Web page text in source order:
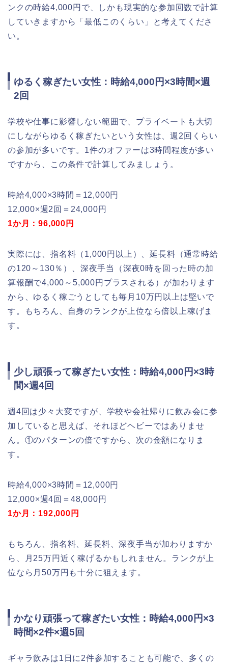
ンクの時給4,000円で、しかも現実的な参加回数で計算
していきますから「最低このくらい」と考えてくださ
い。
ゆるく稼ぎたい女性：時給4,000円×3時間×週
2回
学校や仕事に影響しない範囲で、プライベートも大切
にしながらゆるく稼ぎたいという女性は、週2回くらい
の参加が多いです。1件のオファーは3時間程度が多い
ですから、この条件で計算してみましょう。
時給4,000×3時間＝12,000円
12,000×週2回＝24,000円
1か月：96,000円
実際には、指名料（1,000円以上）、延長料（通常時給
の120～130％）、深夜手当（深夜0時を回った時の加
算報酬で4,000～5,000円プラスされる）が加わります
から、ゆるく稼ごうとしても毎月10万円以上は堅いで
す。もちろん、自身のランクが上位なら倍以上稼げま
す。
少し頑張って稼ぎたい女性：時給4,000円×3時
間×週4回
週4回は少々大変ですが、学校や会社帰りに飲み会に参
加していると思えば、それほどヘビーではありませ
ん。①のパターンの倍ですから、次の金額になりま
す。
時給4,000×3時間＝12,000円
12,000×週4回＝48,000円
1か月：192,000円
もちろん、指名料、延長料、深夜手当が加わりますか
ら、月25万円近く稼げるかもしれません。ランクが上
位なら月50万円も十分に狙えます。
かなり頑張って稼ぎたい女性：時給4,000円×3
時間×2件×週5回
ギャラ飲みは1日に2件参加することも可能で、多くの